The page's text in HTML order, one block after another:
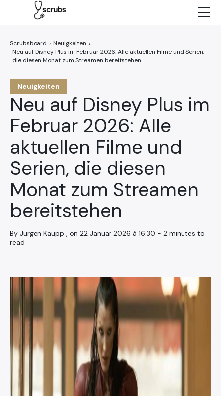
Neuigkeiten
Neu auf Disney Plus im
Februar 2026: Alle
aktuellen Filme und
Serien, die diesen
Monat zum Streamen
bereitstehen
By Jurgen Kaupp , on 22 Januar 2026 à 16:30 - 2 minutes to
read
› Neuigkeiten ›
Neu auf Disney Plus im Februar 2026: Alle aktuellen Filme und Serien,
die diesen Monat zum Streamen bereitstehen
Episoden